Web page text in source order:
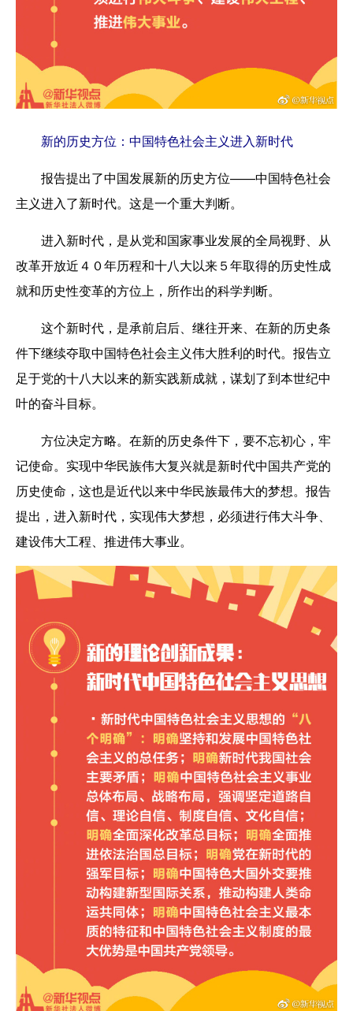
新的历史方位：中国特色社会主义进入新时代
报告提出了中国发展新的历史方位——中国特色社会
主义进入了新时代。这是一个重大判断。
进入新时代，是从党和国家事业发展的全局视野、从
改革开放近４０年历程和十八大以来５年取得的历史性成
就和历史性变革的方位上，所作出的科学判断。
这个新时代，是承前启后、继往开来、在新的历史条
件下继续夺取中国特色社会主义伟大胜利的时代。报告立
足于党的十八大以来的新实践新成就，谋划了到本世纪中
叶的奋斗目标。
方位决定方略。在新的历史条件下，要不忘初心，牢
记使命。实现中华民族伟大复兴就是新时代中国共产党的
历史使命，这也是近代以来中华民族最伟大的梦想。报告
提出，进入新时代，实现伟大梦想，必须进行伟大斗争、
建设伟大工程、推进伟大事业。